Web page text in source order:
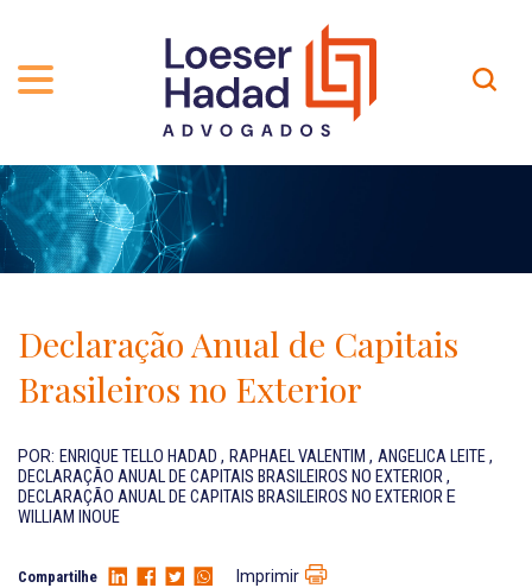
QUEM SOMOS
TRAJETÓRIA
INCLUSÃO E DIVERSIDADE
PRÊMIOS
NOSSA EQUIPE
ÁREAS DE ATUAÇÃO
PROFISSIONAIS
CARREIRA
Contato
Localização
EN-US
Declaração Anual de Capitais
Brasileiros no Exterior
POR: ENRIQUE TELLO HADAD , RAPHAEL VALENTIM , ANGELICA LEITE,
DECLARAÇÃO ANUAL DE CAPITAIS BRASILEIROS NO EXTERIOR,
DECLARAÇÃO ANUAL DE CAPITAIS BRASILEIROS NO EXTERIOR E
WILLIAM INOUE
Compartilhe Imprimir